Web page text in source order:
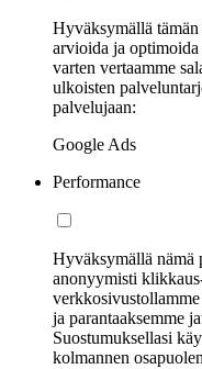
Hyväksymällä
arvioida ja
varten vertaamme
ulkoisten
palvelujaan:
Google Ads
Performance
Hyväksymällä nämä
anonyymisti
ja parantaaksemme
Suostumuksellasi
kolmannen